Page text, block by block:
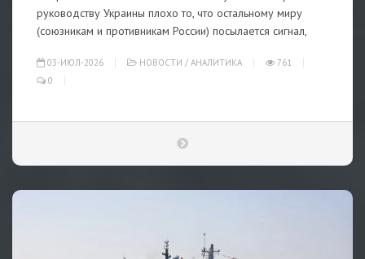
руководству Украины плохо то, что остальному миру
(союзникам и противникам России) посылается сигнал,
03-ИЮЛ-2026 НОВОСТИ / АНАЛИТИКА
761
0